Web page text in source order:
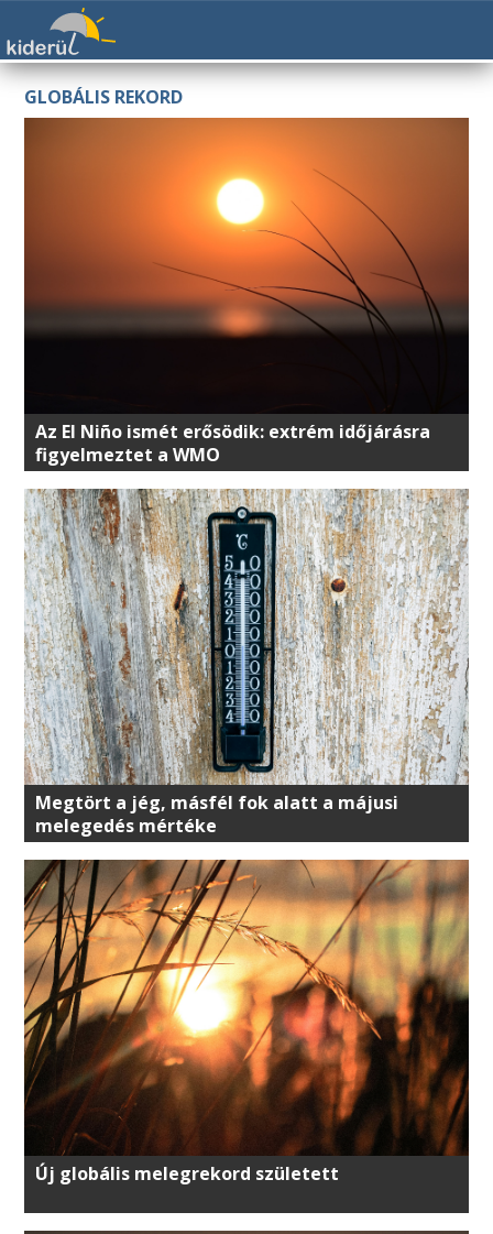
GLOBÁLIS REKORD
Az El Niño ismét erősödik: extrém időjárásra
figyelmeztet a WMO
Megtört a jég, másfél fok alatt a májusi
melegedés mértéke
Új globális melegrekord született